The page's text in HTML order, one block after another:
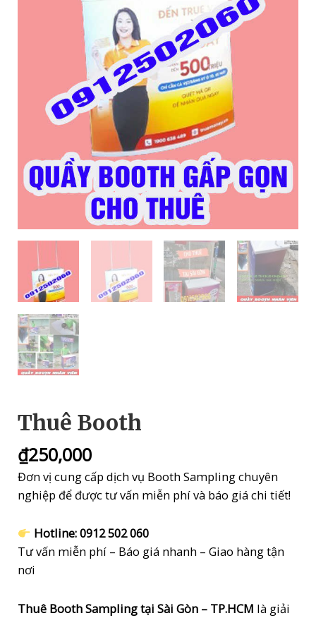
Thuê Booth
₫250,000
Đơn vị cung cấp dịch vụ Booth Sampling chuyên
nghiệp để được tư vấn miễn phí và báo giá chi tiết!
Hotline: 0912 502 060
Tư vấn miễn phí – Báo giá nhanh – Giao hàng tận
nơi
Thuê Booth Sampling tại Sài Gòn – TP.HCM là giải